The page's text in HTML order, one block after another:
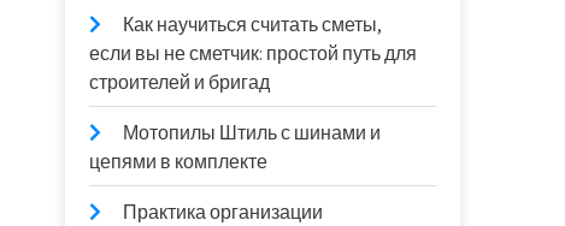
Как научиться считать сметы,
если вы не сметчик: простой путь для
строителей и бригад
Мотопилы Штиль с шинами и
цепями в комплекте
Практика организации